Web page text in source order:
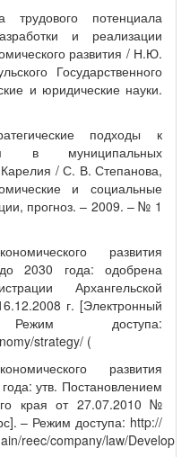
потенциала
и реализации
развития / Н.Ю.
Государственного
и юридические науки.
подходы к
в муниципальных
/ С. В. Степанова,
и социальные
прогноз. – 2009. – № 1
развития
до 2030 года: одобрена
Архангельской
г. [Электронный
доступа:
strategy/ (
развития
утв. Постановлением
края от 27.07.2010 №
– Режим доступа: http://
reec/company/law/Develop